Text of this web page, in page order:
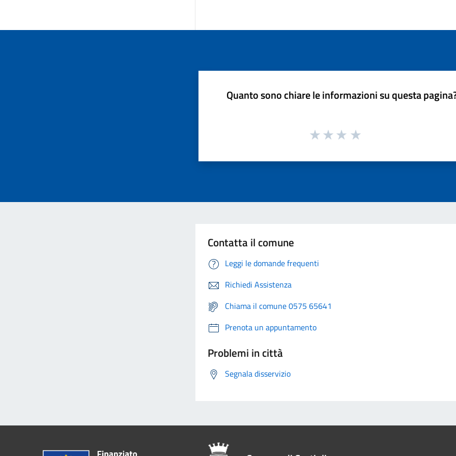
Quanto sono chiare le informazioni su questa
Contatta il comune
Leggi le domande frequenti
Richiedi Assistenza
Chiama il comune 0575 65641
Prenota un appuntamento
Problemi in città
Segnala disservizio